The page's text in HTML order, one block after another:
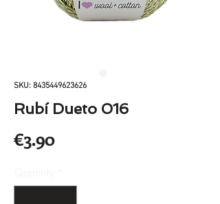
SKU: 8435449623626
Rubí Dueto 016
€3.90Price